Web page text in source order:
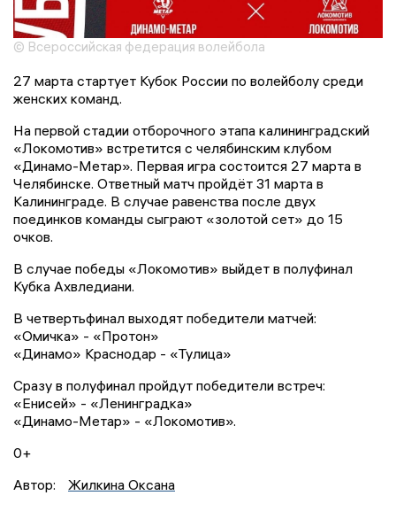
© Всероссийская федерация волейбола
27 марта стартует Кубок России по волейболу среди
женских команд.
На первой стадии отборочного этапа калининградский
«Локомотив» встретится с челябинским клубом
«Динамо-Метар». Первая игра состоится 27 марта в
Челябинске. Ответный матч пройдёт 31 марта в
Калининграде. В случае равенства после двух
поединков команды сыграют «золотой сет» до 15
очков.
В случае победы «Локомотив» выйдет в полуфинал
Кубка Ахвледиани.
В четвертьфинал выходят победители матчей:
«Омичка» - «Протон»
«Динамо» Краснодар - «Тулица»
Сразу в полуфинал пройдут победители встреч:
«Енисей» - «Ленинградка»
«Динамо-Метар» - «Локомотив».
0+
Автор:
Жилкина Оксана